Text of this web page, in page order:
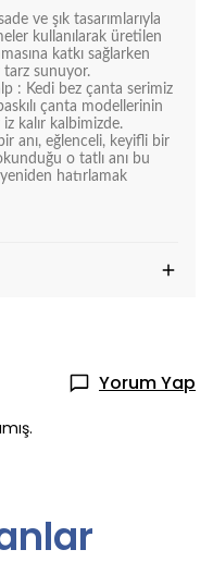
ve şık tasarımlarıyla
kullanılarak üretilen
katkı sağlarken
tarz sunuyor.
: Kedi bez çanta serimiz
çanta modellerinin
kalır kalbimizde.
anı, eğlenceli, keyifli bir
o tatlı anı bu
hatırlamak
Yorum Yap